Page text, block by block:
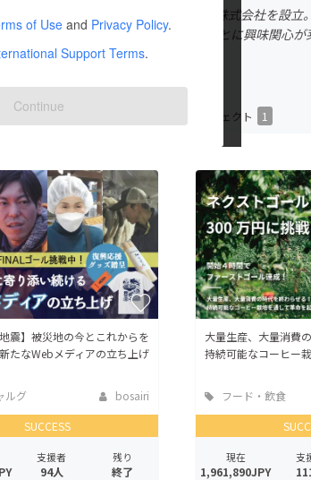
テクノロジー・ガジェット
ゲー
映像・映画
ビジネス・起業
まちづくり・地域活性化
of Use and Privacy Policy.
Support Terms.
Continue
2021年にnu.株式会社を設
であらゆることに興味関心
プロジェクト プロジェクト 1
地震】被災地の今とこれからを
たなWebメディアの立ち上げ
ルグ
bosairi
SUCCESS
支援者
94人
残り
終了
大量生産、大量消費
持続可能なコーヒー
フード・飲食
店
現在
1,961,890JPY
支